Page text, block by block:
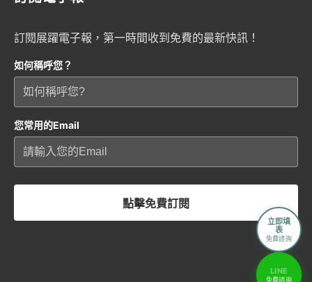
訂閱展躍電子報，第一時間收到免費的最新快訊！
如何稱呼您？
您常用的Email
點擊免費訂閱
立即填
表
免費諮詢
LINE
免費諮詢